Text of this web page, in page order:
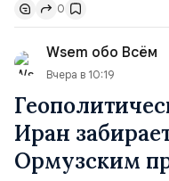
„исключительно
вопрос о
всеобщее обозрение,
0
Wsem обо Всём
Вчера в 10:19
Иран
Ормузским